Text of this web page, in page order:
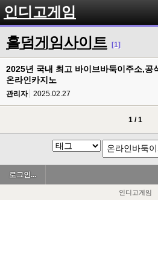
인디고게임
홀덤게임사이트 [1]
2025년 국내 최고 바이브바둑이주­소,공
온라인카­지노
관리자 2025.02.27
1 / 1
로그인...
인디고게임